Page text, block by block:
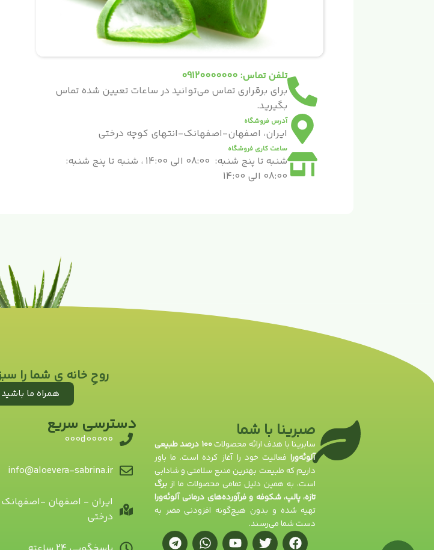
تلفن تماس: 09120000000
برای برقراری تماس می‌توانید در ساعات تعیین شده تماس
بگیرید.
آدرس فروشگاه
ایران، اصفهان-اصفهانک-انتهای کوچه درختی
ساعت کاری فروشگاه
شنبه تا پنج شنبه: 08:00 الی 14:00 ، شنبه تا پنج شنبه:
08:00 الی 14:00
روحِ خانه ی شما را
همراه ما باشید
صبرینا با شما
سابرینا با هدف ارائه محصولات
۱۰۰ درصد طبیعی
آلوئه‌ورافعالیت خود را آغاز کرده است. ما باور
داریم که طبیعت بهترین منبع سلامتی و شادابی
است، به همین دلیل تمامی محصولات ما ازبرگ
تازه، پالپ، شکوفه و فرآورده‌های درمانی آلوئه‌ورا
تهیه شده و بدون هیچ‌گونه افزودنی مضر به
دست شما می‌رسند.
دسترسی سریع
000d00000
info@aloevera-sabrina.ir
ایران - اصفهان -
درختی